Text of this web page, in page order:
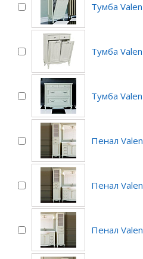
Тумба
Тумба
Тумба
Пенал
Пенал
Пенал